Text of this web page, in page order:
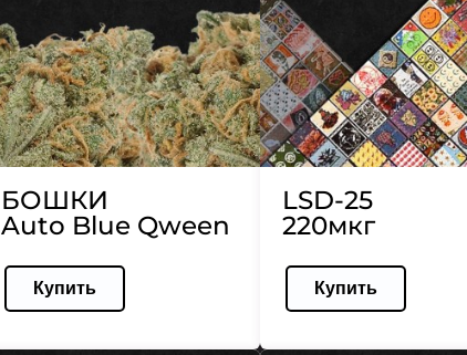
БОШКИ
Auto Blue Qween
Купить
LSD-25
220мкг
Купить